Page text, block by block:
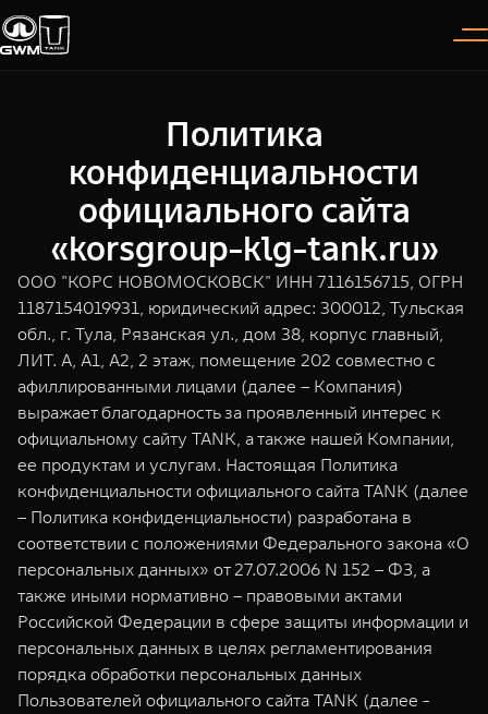
Модели
TANK 300
Следуй за открытиями
от 3 999 000 ₽
TANK 400
За пределы возможного
от 5 599 000 ₽
TANK 500
Веди за собой
от 6 499 000 ₽
TANK 700
Сила признания
от 10 199 000 ₽
Покупателям
ВЫБОР АВТОМОБИЛЯ
Спецпредложения
Конфигуратор
Тест-драйв
Зарядные станции
ПОКУПКА АВТОМОБИЛЯ
TANK Финансы
Корпоративным клиентам
TANK ФИНАНСЫ
TANK Кредит
TANK Лизинг
Владельцам
ГАРАНТИЯ И ПОДДЕРЖКА
Гарантия
Помощь на дороге
СЕРВИС
Калькулятор ТО
Нулевое ТО
Сервис
Специальные предложения
Моторные масла
ЦИФРОВЫЕ СЕРВИСЫ TANK
Цифровые сервисы TANK
О дилере
ИНФОРМАЦИЯ
О нас
35 лет GWM
GWM ТЕХ ДЕНЬ
Новости
Политика
конфиденциальности
официального сайта
«korsgroup-klg-tank.ru»
ООО "КОРС НОВОМОСКОВСК" ИНН 7116156715, ОГРН
1187154019931, юридический адрес: 300012, Тульская
обл., г. Тула, Рязанская ул., дом 38, корпус главный,
ЛИТ. А, А1, А2, 2 этаж, помещение 202 совместно с
афиллированными лицами (далее – Компания)
выражает благодарность за проявленный интерес к
официальному сайту TANK, а также нашей Компании,
ее продуктам и услугам. Настоящая Политика
конфиденциальности официального сайта TANK (далее
– Политика конфиденциальности) разработана в
соответствии с положениями Федерального закона «О
персональных данных» от 27.07.2006 N 152 – ФЗ, а
также иными нормативно – правовыми актами
Российской Федерации в сфере защиты информации и
персональных данных в целях регламентирования
порядка обработки персональных данных
Пользователей официального сайта TANK (далее -